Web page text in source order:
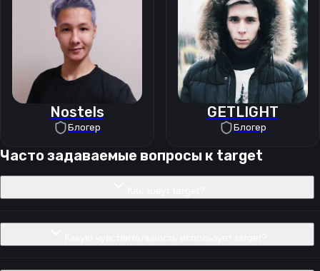
Nostels
Блогер
GETLIGHT
Блогер
Часто задаваемые вопросы к target